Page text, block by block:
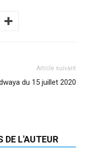
Article suivant
du 15 juillet 2020
DE L'AUTEUR